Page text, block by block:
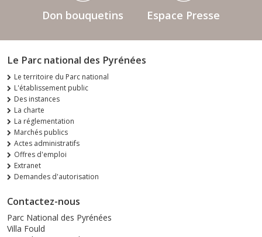
Don bouquetins Espace Presse
Le Parc national des Pyrénées
Le territoire du Parc national
L'établissement public
Des instances
La charte
La réglementation
Marchés publics
Actes administratifs
Offres d'emploi
Extranet
Demandes d'autorisation
Contactez-nous
Parc National des Pyrénées
Villa Fould